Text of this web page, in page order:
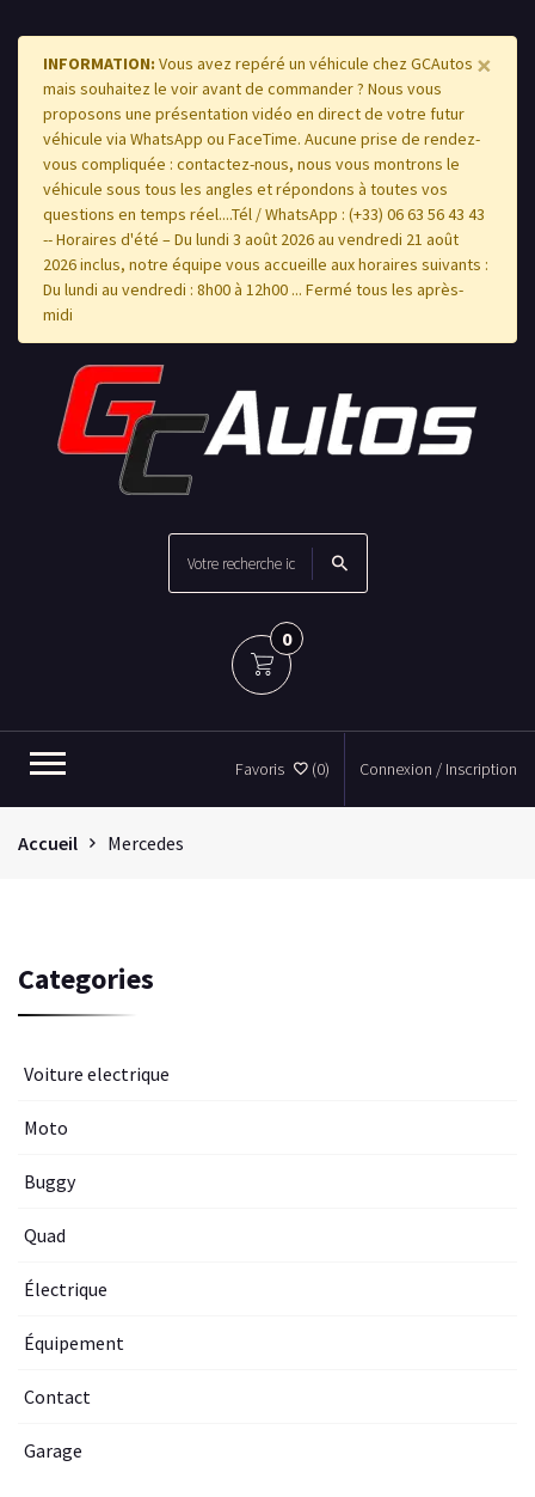
INFORMATION: Vous avez repéré un véhicule chez GCAutos
mais souhaitez le voir avant de commander ? Nous vous
proposons une présentation vidéo en direct de votre futur
véhicule via WhatsApp ou FaceTime. Aucune prise de rendez-
vous compliquée : contactez-nous, nous vous montrons le
véhicule sous tous les angles et répondons à toutes vos
questions en temps réel....Tél / WhatsApp : (+33) 06 63 56 43 43
-- Horaires d'été – Du lundi 3 août 2026 au vendredi 21 août
2026 inclus, notre équipe vous accueille aux horaires suivants :
Du lundi au vendredi : 8h00 à 12h00 ... Fermé tous les après-
midi
×
0
Favoris (0) Connexion / Inscription
Accueil Mercedes
Categories
Voiture electrique
Moto
Buggy
Quad
Électrique
Équipement
Contact
Garage